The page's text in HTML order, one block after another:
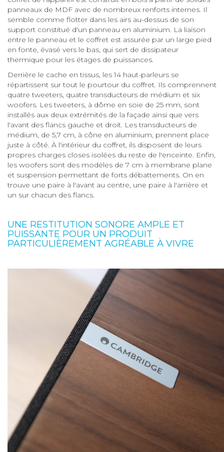
panneaux de MDF avec de nombreux renforts internes. Il
semble comme flotter dans les airs au-dessus de son
support constitué d'un panneau en aluminium. La liaison
entre le panneau et le coffret est assurée par un large pied
en fonte, évasé vers le bas, qui sert de dissipateur
thermique pour les étages de puissances.
Derrière le cache en tissus, les 14 haut-parleurs se
répartissent sur tout le pourtour du coffret. Ils comprennent
quatre tweeters, quatre transducteurs de médium et six
woofers. Les tweeters, à dôme en soie de 25 mm, sont
installés aux deux extrémités de la façade ainsi que vers
l'avant des flancs gauche et droit. Les transducteurs de
médium, de 5,7 cm, à cône en aluminium, prennent place
juste à côté. À l'intérieur du coffret, ils disposent de leurs
propres charges closes isolées du reste de l'enceinte. Enfin,
les woofers sont des modèles de 7 cm à membrane plane
et suspension permettant de forts débattements. On en
trouve une paire à l'avant au centre, une paire à l'arrière et
un sur chacun des flancs.
UNE RESTITUTION SONORE AMPLE ET
PUISSANTE POUR UN PRODUIT
PARTICULIÈREMENT AGRÉABLE À VIVRE